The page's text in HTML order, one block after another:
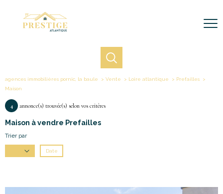
agences immobilières pornic, la baule Vente Loire atlantique
Prefailles
Maison
4 annonce(s) trouvée(s) selon vos critères
Maison à vendre Prefailles
Trier par
Date